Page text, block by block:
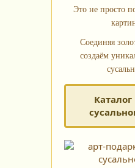
Это не просто
Соединяя
создаём